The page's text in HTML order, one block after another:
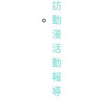
訪
動
漫
活
動
報
導